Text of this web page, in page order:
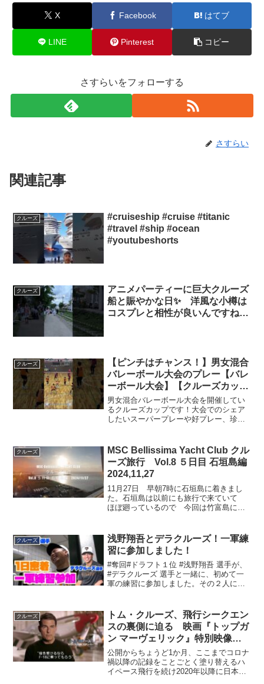
X Facebook はてブ
LINE Pinterest コピー
さすらいをフォローする
さすらい
関連記事
クルーズ
#cruiseship #cruise #titanic
#travel #ship #ocean
#youtubeshorts
クルーズ
アニメパーティーに巨大クルーズ
船と賑やかな日✨ 洋風な小樽は
コスプレと相性が良いんですね
クルーズ
【ピンチはチャンス！】男女混合
バレーボール大会のプレー【バレ
ーボール大会】【クルーズカッ
プ】#shorts#バレーボール#混合
バレーボール
男女混合バレーボール大会を開催してい
るクルーズカップです！大会でのシェア
したいスーパープレーや好プレー、珍プ
【チャンネル登録はこちらから】クルー
ズカップInstgram...
クルーズ
MSC Bellissima Yacht Club クル
ーズ旅行 Vol.8 ５日目 石垣島編
2024,11,27
11月27日 早朝7時に石垣島に着きまし
た。石垣島は以前にも旅行で来ていて
ほぼ廻っているので 今回は竹富島に行
りゆっくりと観光は出来ませんが お天
気が良くて皆さん助...
クルーズ
浅野翔吾とデラクルーズ！一軍練
習に参加しました！
#奪回#ドラフト１位 #浅野翔吾 選手が、
#デラクルーズ 選手と一緒に、初めて一
軍の練習に参加しました。その２人に球
ですチャンネル登録はこちら↓最新の情報
や選手の姿は巨...
クルーズ
トム・クルーズ、飛行シークエン
スの裏側に迫る 映画『トップガ
ン マーヴェリック』特別映像
【2022年5月27日公開】
公開からちょうど1か月、ここまでコロナ
禍以降の記録をことごとく塗り替えるハ
イペース飛行を続け2020年以降に日本で